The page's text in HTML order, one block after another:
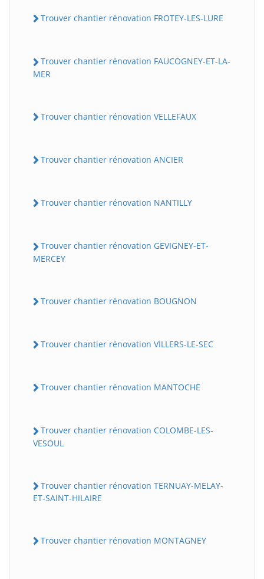
Trouver chantier rénovation FROTEY-LES-LURE
Trouver chantier rénovation FAUCOGNEY-ET-LA-
MER
Trouver chantier rénovation VELLEFAUX
Trouver chantier rénovation ANCIER
Trouver chantier rénovation NANTILLY
Trouver chantier rénovation GEVIGNEY-ET-
MERCEY
Trouver chantier rénovation BOUGNON
Trouver chantier rénovation VILLERS-LE-SEC
Trouver chantier rénovation MANTOCHE
Trouver chantier rénovation COLOMBE-LES-
VESOUL
Trouver chantier rénovation TERNUAY-MELAY-
ET-SAINT-HILAIRE
Trouver chantier rénovation MONTAGNEY